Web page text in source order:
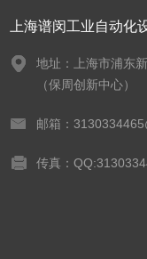
上海谱闵工业自动化
地址：上海市浦东
（保周创新中心）
邮箱：
传真：